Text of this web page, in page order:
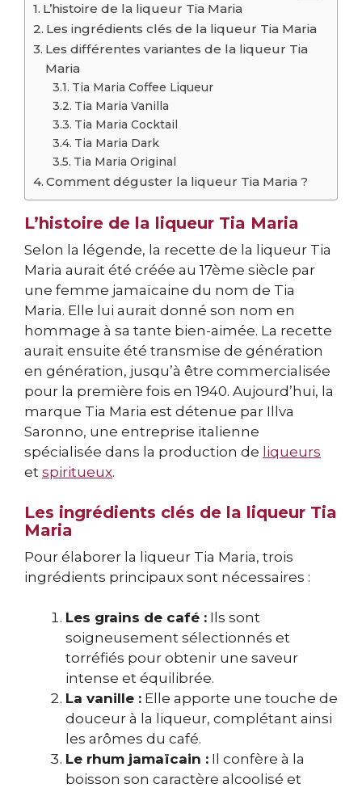
L’histoire de la liqueur Tia Maria
Les ingrédients clés de la liqueur Tia Maria
Les différentes variantes de la liqueur Tia
Maria
Tia Maria Coffee Liqueur
Tia Maria Vanilla
Tia Maria Cocktail
Tia Maria Dark
Tia Maria Original
Comment déguster la liqueur Tia Maria ?
L’histoire de la liqueur Tia Maria
Selon la légende, la recette de la liqueur Tia
Maria aurait été créée au 17ème siècle par
une femme jamaïcaine du nom de Tia
Maria. Elle lui aurait donné son nom en
hommage à sa tante bien-aimée. La recette
aurait ensuite été transmise de génération
en génération, jusqu’à être commercialisée
pour la première fois en 1940. Aujourd’hui, la
marque Tia Maria est détenue par Illva
Saronno, une entreprise italienne
spécialisée dans la production de liqueurs
et spiritueux.
Les ingrédients clés de la liqueur Tia
Maria
Pour élaborer la liqueur Tia Maria, trois
ingrédients principaux sont nécessaires :
Les grains de café : Ils sont
soigneusement sélectionnés et
torréfiés pour obtenir une saveur
intense et équilibrée.
La vanille : Elle apporte une touche de
douceur à la liqueur, complétant ainsi
les arômes du café.
Le rhum jamaïcain : Il confère à la
boisson son caractère alcoolisé et